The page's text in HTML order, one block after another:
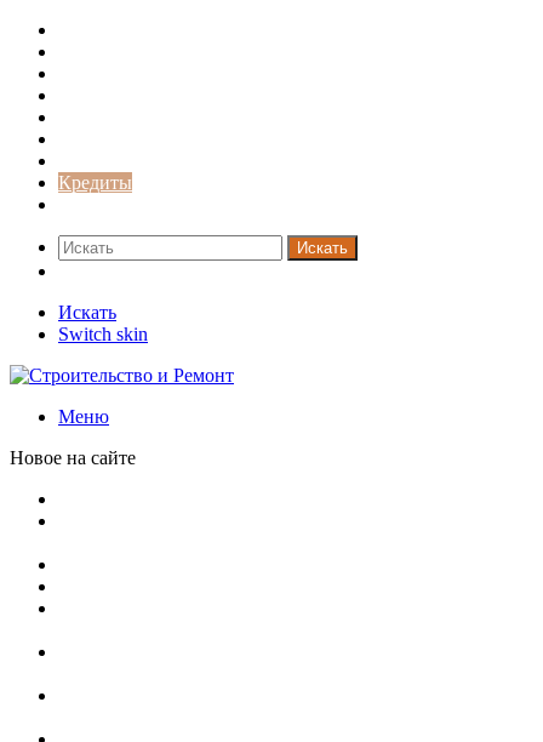
Кредиты
Искать
Искать
Switch skin
Меню
Новое на сайте